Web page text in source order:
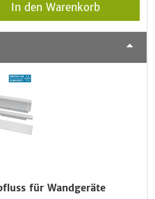
In den Warenkorb
für Wandgeräte